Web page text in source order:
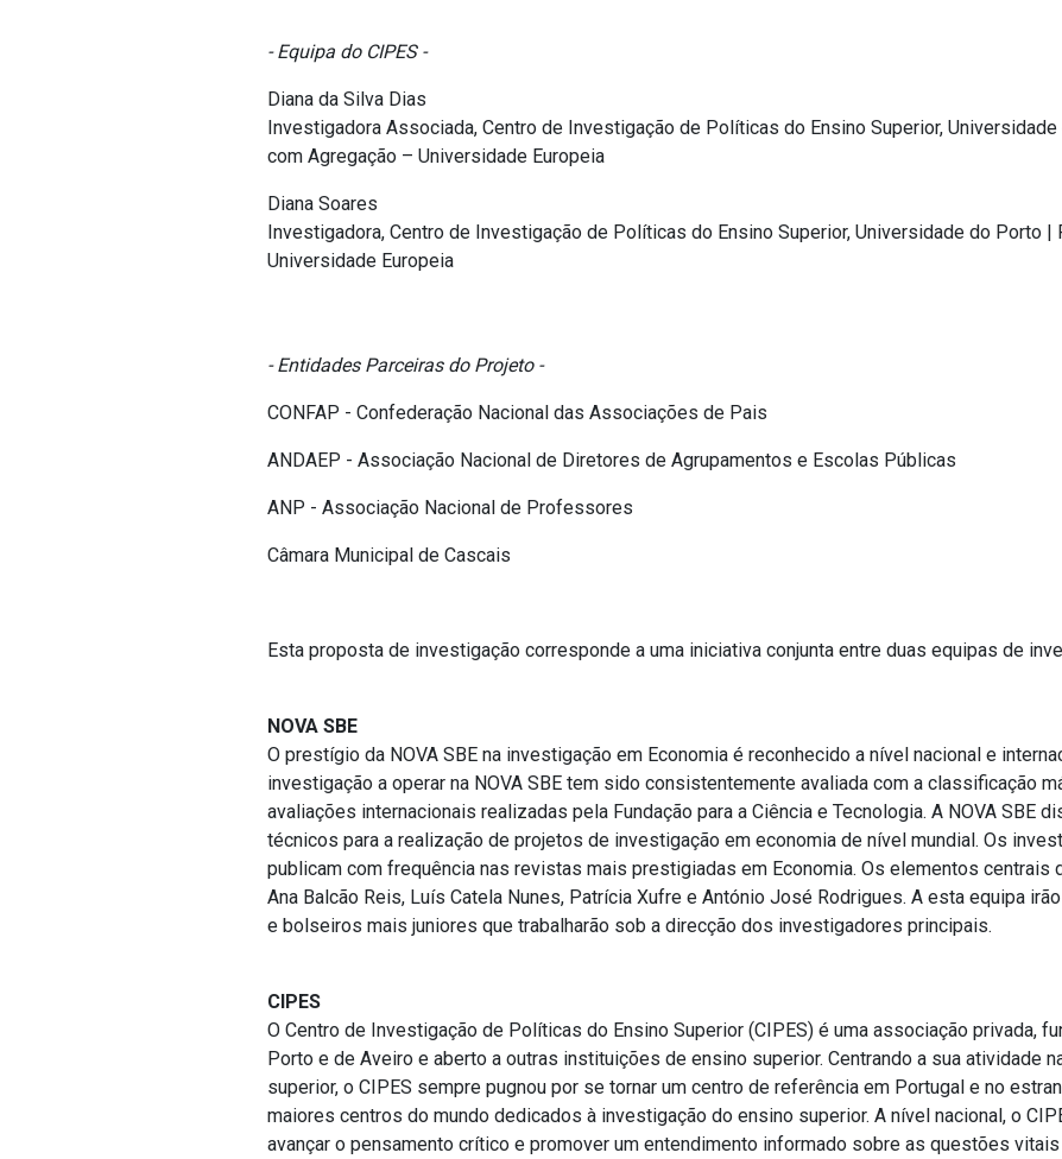
- Equipa do CIPES -
Diana da Silva Dias
Investigadora Associada, Centro de Investigação de Políticas do Ensino Superior,
com Agregação – Universidade Europeia
Diana Soares
Investigadora, Centro de Investigação de Políticas do Ensino Superior, Universidade do Porto |
Universidade Europeia
- Entidades Parceiras do Projeto -
CONFAP - Confederação Nacional das Associações de Pais
ANDAEP - Associação Nacional de Diretores de Agrupamentos e Escolas Públicas
ANP - Associação Nacional de Professores
Câmara Municipal de Cascais
Esta proposta de investigação corresponde a uma iniciativa conjunta entre duas equipas de
NOVA SBE
O prestígio da NOVA SBE na investigação em Economia é reconhecido a nível nacional e
investigação a operar na NOVA SBE tem sido consistentemente avaliada com a classificação
avaliações internacionais realizadas pela Fundação para a Ciência e Tecnologia. A NOVA SBE
técnicos para a realização de projetos de investigação em economia de nível mundial. Os
publicam com frequência nas revistas mais prestigiadas em Economia. Os elementos centrais
Ana Balcão Reis, Luís Catela Nunes, Patrícia Xufre e António José Rodrigues. A esta equipa
e bolseiros mais juniores que trabalharão sob a direcção dos investigadores principais.
CIPES
O Centro de Investigação de Políticas do Ensino Superior (CIPES) é uma associação privada,
Porto e de Aveiro e aberto a outras instituições de ensino superior. Centrando a sua atividade
superior, o CIPES sempre pugnou por se tornar um centro de referência em Portugal e no
maiores centros do mundo dedicados à investigação do ensino superior. A nível nacional, o
avançar o pensamento crítico e promover um entendimento informado sobre as questões